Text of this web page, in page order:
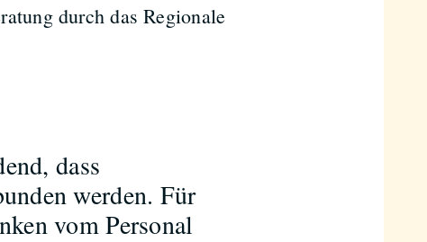
durch das Regionale
dass
werden. Für
vom Personal